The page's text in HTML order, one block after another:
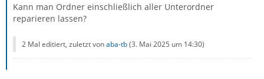
Kann man Ordner einschließlich aller Unterordner
reparieren lassen?
2 Mal editiert, zuletzt vonaba-tb(3. Mai 2025 um 14:30)